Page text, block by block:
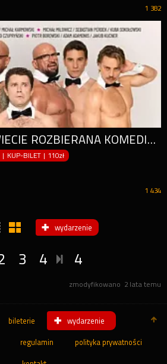
1 382
PIERWSZA NA ŚWIECIE ROZBIERANA KOMEDIA TEATRALNA O BOYSBANDZIE!
| KUP-BILET |110zł
1 434
wydarzenie
3 4 4
zmodyfikowano 2 lata temu
bileterie wydarzenie
regulamin polityka prywatności